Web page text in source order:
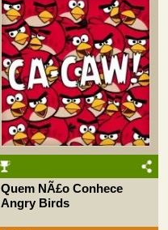
Quem NÃ£o Conhece
Angry Birds